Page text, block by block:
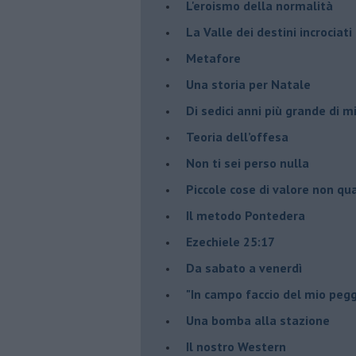
L'eroismo della normalità
​La Valle dei destini incrociati
Metafore
​Una storia per Natale
​Di sedici anni più grande di
Teoria dell’offesa
​Non ti sei perso nulla
​Piccole cose di valore non
​Il metodo Pontedera
​Ezechiele 25:17
Da sabato a venerdì
"In campo faccio del mio
Una bomba alla stazione
Il nostro Western